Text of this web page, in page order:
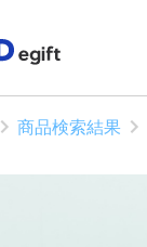
商品検索結果